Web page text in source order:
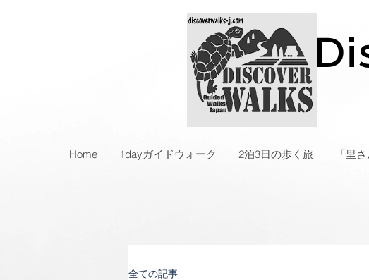
Home 1dayガイドウォーク 2泊3日の歩く旅 「里
全ての記事